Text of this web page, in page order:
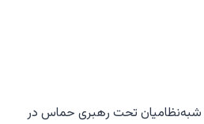
شبه‌نظامیان تحت رهبری حماس در